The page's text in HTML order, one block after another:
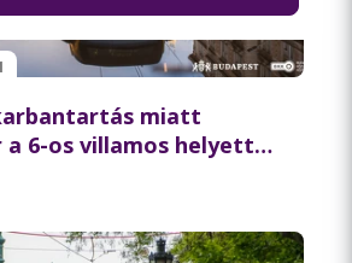
miatt
a 6-os villamos helyett